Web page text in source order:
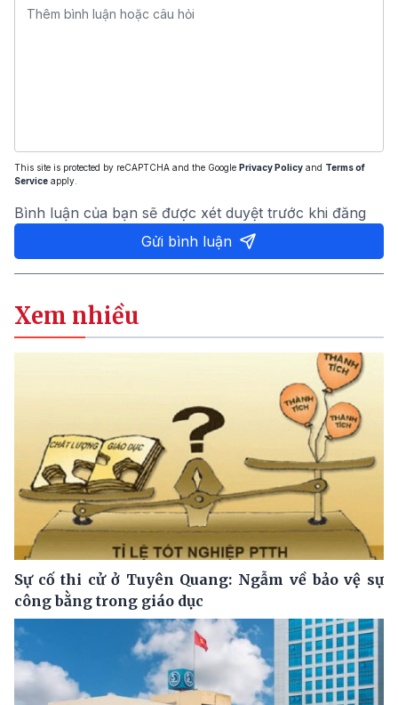
This site is protected by reCAPTCHA and the Google Privacy Policy and Terms of
Service apply.
Bình luận của bạn sẽ được xét duyệt trước khi đăng
Gửi bình luận
Xem nhiều
Sự cố thi cử ở Tuyên Quang: Ngẫm về bảo vệ sự
công bằng trong giáo dục